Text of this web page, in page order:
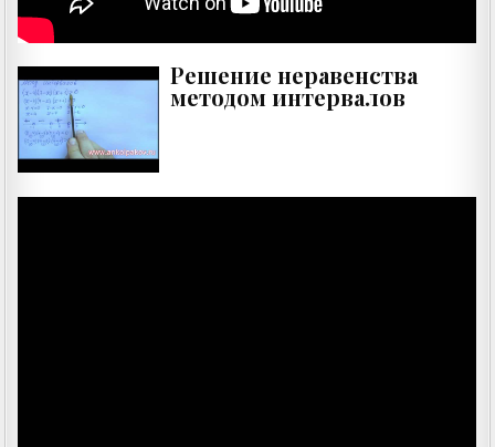
Решение неравенства
методом интервалов